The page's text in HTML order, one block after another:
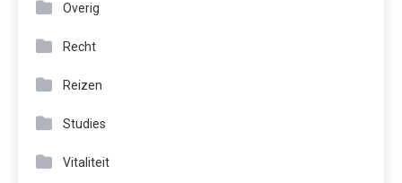
Overig
Recht
Reizen
Studies
Vitaliteit